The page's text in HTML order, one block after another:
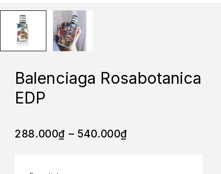
Balenciaga Rosabotanica
EDP
288.000₫ – 540.000₫